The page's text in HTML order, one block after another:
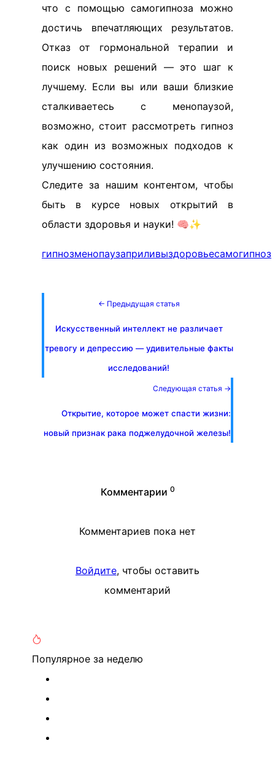
что с помощью самогипноза можно
достичь впечатляющих результатов.
Отказ от гормональной терапии и
поиск новых решений — это шаг к
лучшему. Если вы или ваши близкие
сталкиваетесь с менопаузой,
возможно, стоит рассмотреть гипноз
как один из возможных подходов к
улучшению состояния.
Следите за нашим контентом, чтобы
быть в курсе новых открытий в
области здоровья и науки! 🧠✨
гипнозменопаузаприливыздоровьесамогипноз
← Предыдущая статья
Искусственный интеллект не различает
тревогу и депрессию — удивительные факты
исследований!
Следующая статья →
Открытие, которое может спасти жизни:
новый признак рака поджелудочной железы!
Комментарии 0
Комментариев пока нет
Войдите, чтобы оставить
комментарий
Популярное за неделю